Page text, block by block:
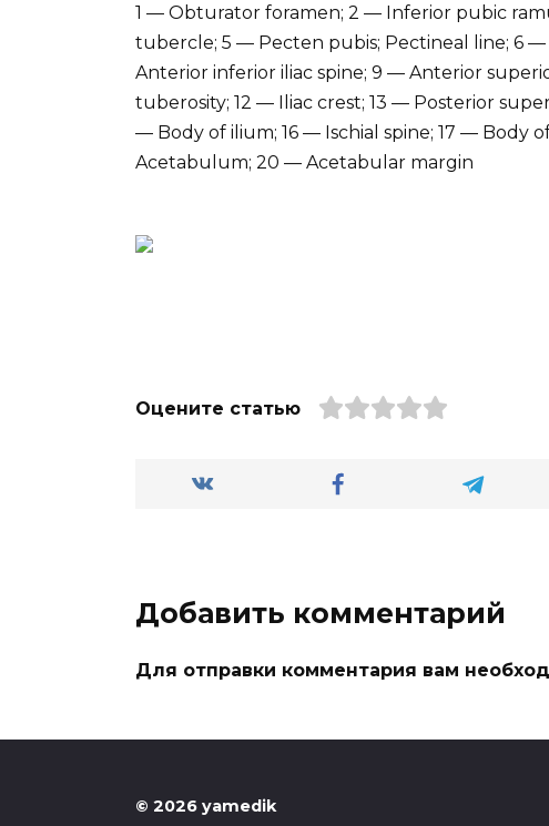
1 — Obturator foramen; 2 — Inferior pubic
tubercle; 5 — Pecten pubis; Pectineal line; 6
Anterior inferior iliac spine; 9 — Anterior
tuberosity; 12 — Iliac crest; 13 — Posterior
— Body of ilium; 16 — Ischial spine; 17 — Body
Acetabulum; 20 — Acetabular margin
Оцените статью
Добавить комментарий
Для отправки комментария вам
© 2026 yamedik